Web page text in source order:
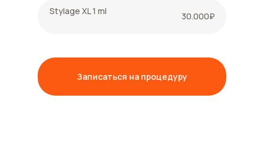
Stylage XL 1 ml 30.000₽
Записаться на процедуру